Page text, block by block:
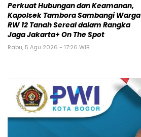
Perkuat Hubungan dan Keamanan,
Kapolsek Tambora Sambangi Warga
RW 12 Tanah Sereal dalam Rangka
Jaga Jakarta+ On The Spot
Rabu, 5 Agu 2026 - 17:26 WIB